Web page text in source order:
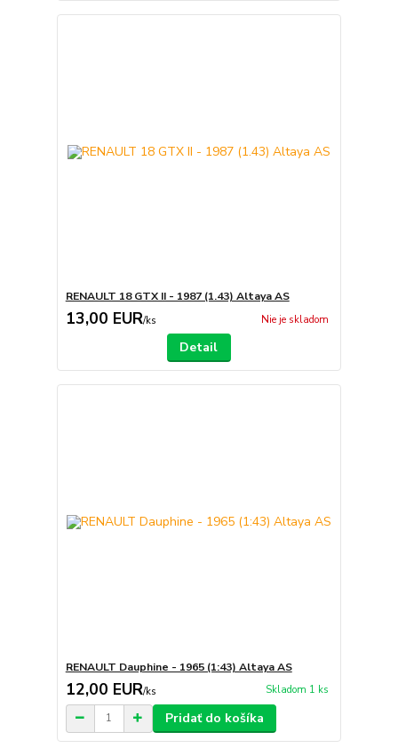
RENAULT 18 GTX II - 1987 (1.43) Altaya AS
13,00 EUR/ks Nie je skladom
Detail
RENAULT Dauphine - 1965 (1:43) Altaya AS
12,00 EUR/ks Skladom 1 ks
Pridať do košíka